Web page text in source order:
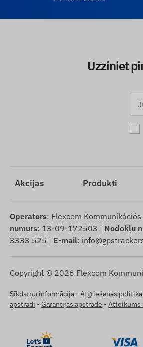
Uzziniet
Akcijas Produkti
Operators: Flexcom Kommunikációs
numurs: 13-09-172503 | Nodokļu
3333 525 | E-mail:
Copyright © 2026 Flexcom
Sīkdatņu informācija - Atgriešanas politika
apstrādi - Garantijas apstrāde - Atteikums